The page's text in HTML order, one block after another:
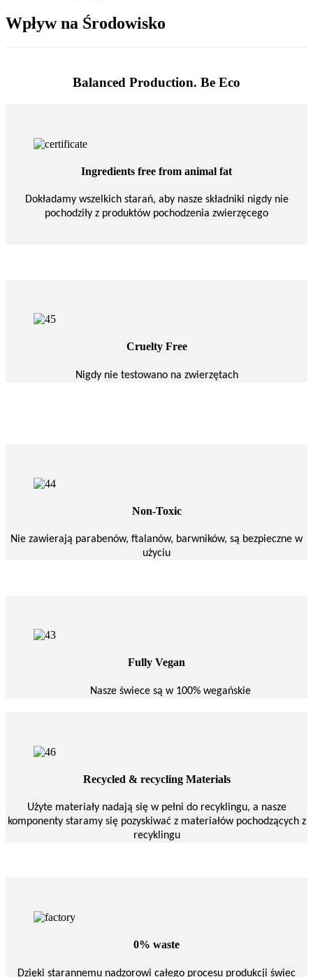
Wpływ na Środowisko
Balanced Production. Be Eco
Ingredients free from animal fat
Dokładamy wszelkich starań, aby nasze składniki nigdy nie
pochodziły z produktów pochodzenia zwierzęcego
Cruelty Free
Nigdy nie testowano na zwierzętach
Non-Toxic
Nie zawierają parabenów, ftalanów, barwników, są bezpieczne w
użyciu
Fully Vegan
Nasze świece są w 100% wegańskie
Recycled & recycling Materials
Użyte materiały nadają się w pełni do recyklingu, a nasze
komponenty staramy się pozyskiwać z materiałów pochodzących z
recyklingu
0% waste
Dzięki starannemu nadzorowi całego procesu produkcji świec